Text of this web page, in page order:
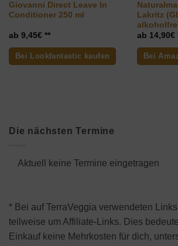
Giovanni Direct Leave In
Conditioner 250 ml
9,45€
Bei Lookfantastic kaufen
Lakritz
14,90€
Bei
Die nächsten Termine
Aktuell keine Termine eingetragen
* Bei auf TerraVeggia verwendeten
teilweise um Affiliate-Links. Dies
Einkauf keine Mehrkosten für dich,